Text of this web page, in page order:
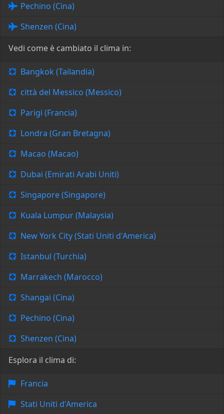
Pechino (Cina)
Shenzen (Cina)
Vedi come è cambiato il clima in:
Bangkok (Tailandia)
città del Messico (Messico)
Parigi (Francia)
Londra (Gran Bretagna)
Macao (Macao)
Dubai (Emirati Arabi Uniti)
Singapore (Singapore)
Kuala Lumpur (Malaysia)
New York City (Stati Uniti d'America)
Istanbul (Turchia)
Marrakech (Marocco)
Shangai (Cina)
Pechino (Cina)
Shenzen (Cina)
Esplora il clima di:
Francia
Stati Uniti d'America